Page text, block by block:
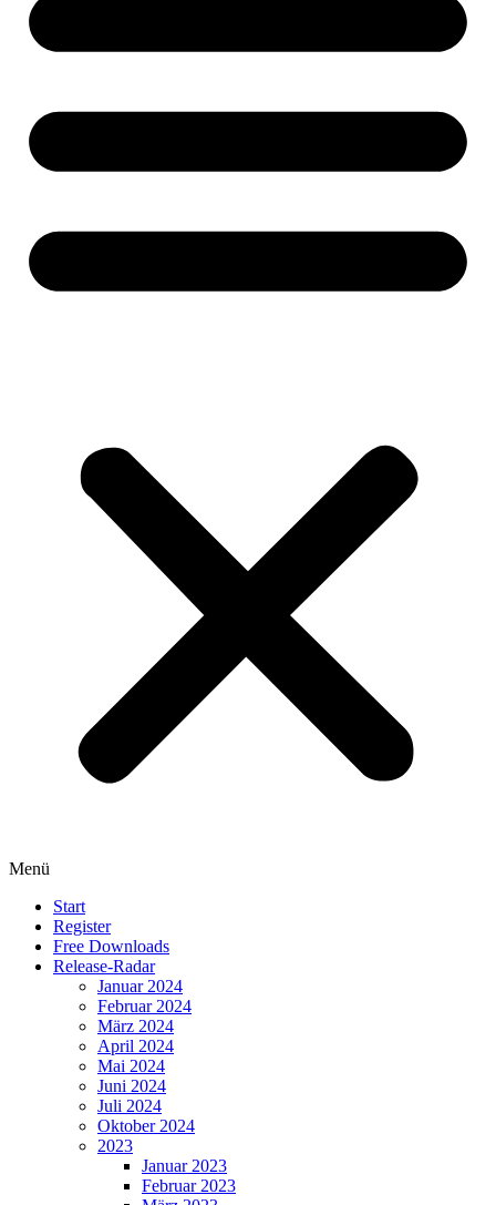
Menü
Start
Register
Free Downloads
Release-Radar
Januar 2024
Februar 2024
März 2024
April 2024
Mai 2024
Juni 2024
Juli 2024
Oktober 2024
2023
Januar 2023
Februar 2023